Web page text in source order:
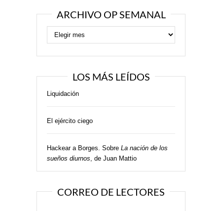
ARCHIVO OP SEMANAL
LOS MÁS LEÍDOS
Liquidación
El ejército ciego
Hackear a Borges. Sobre La nación de los
sueños diurnos, de Juan Mattio
CORREO DE LECTORES